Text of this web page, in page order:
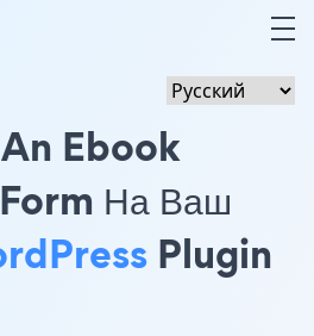
An Ebook
На Ваш
Plugin